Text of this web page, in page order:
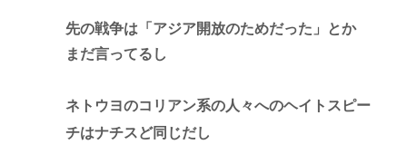
先の戦争は「アジア開放のためだった」とか
まだ言ってるし
ネトウヨのコリアン系の人々へのヘイトスピー
チはナチスど同じだし